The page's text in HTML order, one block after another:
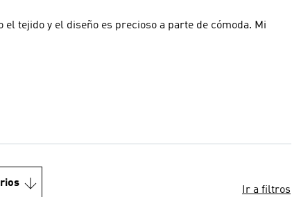
tejido y el diseño es precioso a parte de cómoda. Mi
Ir a filtros